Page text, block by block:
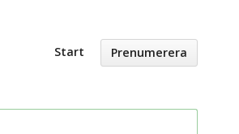
Start Prenumerera